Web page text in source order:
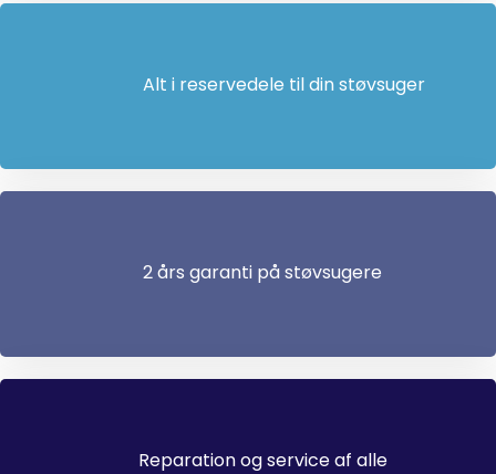
Alt i reservedele til din støvsuger
2 års garanti på støvsugere
Reparation og service af alle